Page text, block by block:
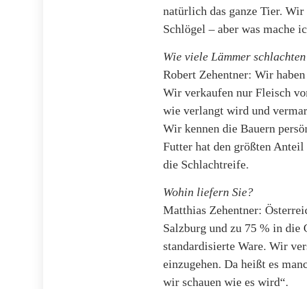
natürlich das ganze Tier.
Schlögel – aber was mache
Wie viele Lämmer
Robert Zehentner: Wir
Wir verkaufen nur Fleisch
wie verlangt wird und
Wir kennen die Bauern
Futter hat den größten Anteil
die Schlachtreife.
Wohin liefern Sie?
Matthias Zehentner:
Salzburg und zu 75 % in die
standardisierte Ware. Wir
einzugehen. Da heißt es
wir schauen wie es wird“.